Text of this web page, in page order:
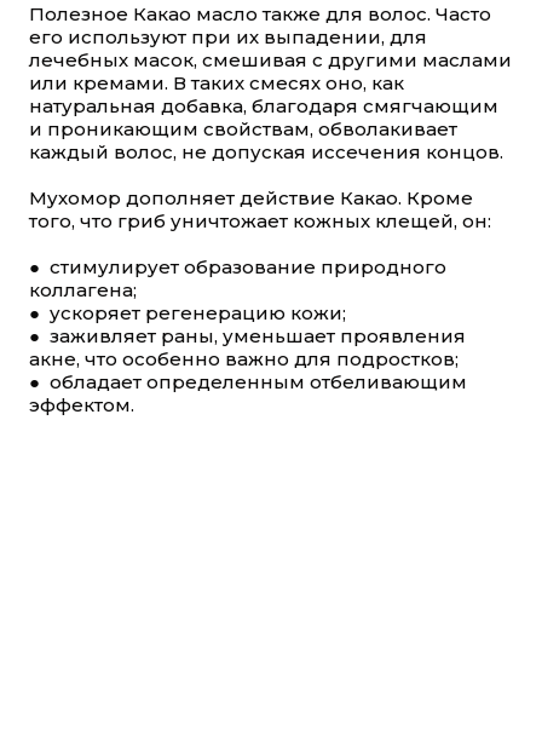
Полезное Какао масло также для волос. Часто
его используют при их выпадении, для
лечебных масок, смешивая с другими маслами
или кремами. В таких смесях оно, как
натуральная добавка, благодаря смягчающим
и проникающим свойствам, обволакивает
каждый волос, не допуская иссечения концов.
Мухомор дополняет действие Какао. Кроме
того, что гриб уничтожает кожных клещей, он:
● стимулирует образование природного
коллагена;
● ускоряет регенерацию кожи;
● заживляет раны, уменьшает проявления
акне, что особенно важно для подростков;
● обладает определенным отбеливающим
эффектом.